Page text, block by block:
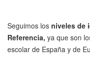
Seguimos los niveles de
Referencia, ya que son
escolar de España y de